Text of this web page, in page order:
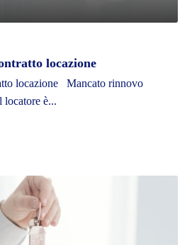
locazione
locazione Mancato rinnovo
locatore è...